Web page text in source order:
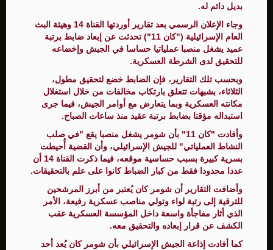
بديل دائم له.
وجاء الإعلان الرسمي بعد تقارير أوردتها القناة 14 وهيئة البث
العام الإسرائيلية ("كان 11") تحدثت عن إبعاد ضابط برتبة
عميد يشغل منصبا عملياتيا حساسا في الجيش وإخضاعه
للتحقيق لدى الشرطة العسكرية.
وبحسب تلك التقارير، فإن الضابط خضع لتحقيق مطول،
الثلاثاء، بشبهات تتعلق بارتكاب مخالفات من خلال استغلال
مكانته العسكرية وبما يتعارض مع أوامر الجيش، فيما جرى
استبداله مؤقتا بضابط برتبة عقيد منذ ساعات الصباح.
وأفادت "كان 11" بأن شومر يشغل منصبا يقع "في صلب
النشاط العملياتي" للجيش الإسرائيلي، وأن القضية أُحيطت
بسرية كبيرة بسبب حساسية موقعه، فيما ذكرت القناة 14 أن
عددا محدودا فقط من كبار الضباط كانوا على علم بالتحقيقات.
وأضافت التقارير أن شومر كان يُعتبر من أبرز المرشحين
للترقية إلى رتبة لواء وتولي مناصب عسكرية رفيعة، الأمر
الذي أثار مفاجأة واسعة داخل المؤسسة العسكرية عقب
الكشف عن قرار إبعاده والتحقيق معه.
كما أفادت إذاعة الجيش الإسرائيلي بأن شومر كان يُعد أحد